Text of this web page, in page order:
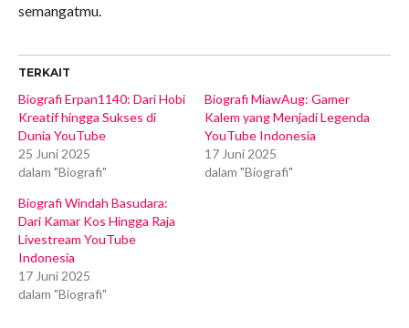
semangatmu.
TERKAIT
Biografi Erpan1140: Dari Hobi
Kreatif hingga Sukses di
Dunia YouTube
25 Juni 2025
dalam "Biografi"
Biografi MiawAug: Gamer
Kalem yang Menjadi Legenda
YouTube Indonesia
17 Juni 2025
dalam "Biografi"
Biografi Windah Basudara:
Dari Kamar Kos Hingga Raja
Livestream YouTube
Indonesia
17 Juni 2025
dalam "Biografi"